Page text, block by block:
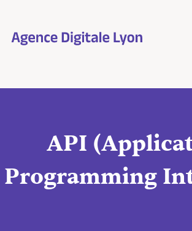
contenu
API
Programming